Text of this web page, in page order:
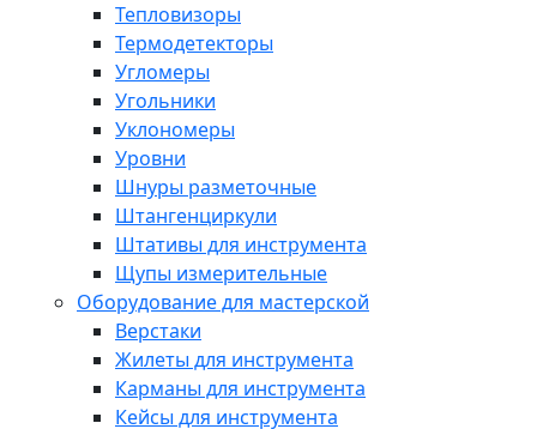
Тепловизоры
Термодетекторы
Угломеры
Угольники
Уклономеры
Уровни
Шнуры разметочные
Штангенциркули
Штативы для инструмента
Щупы измерительные
Оборудование для мастерской
Верстаки
Жилеты для инструмента
Карманы для инструмента
Кейсы для инструмента